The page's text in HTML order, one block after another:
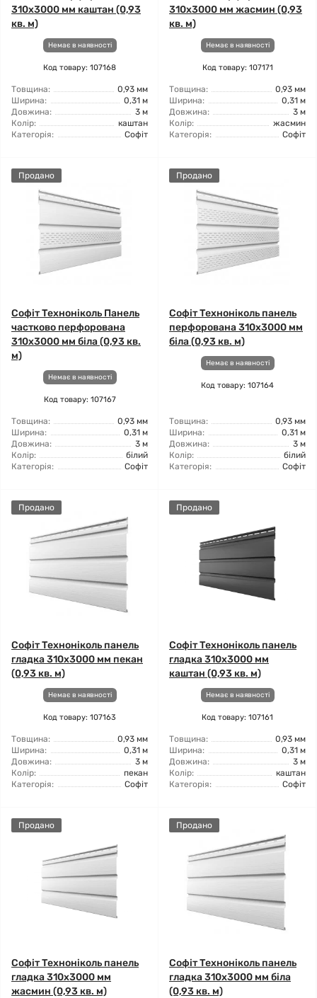
310х3000 мм каштан (0,93
кв. м)
Немає в наявності
Код товару: 107168
Товщина:
0,93 мм
Ширина:
0,31 м
Довжина:
3 м
Колір:
каштан
Категорія:
Софіт
310х3000 мм жасмин (0,93
кв. м)
Немає в наявності
Код товару: 107171
Товщина:
0,93 мм
Ширина:
0,31 м
Довжина:
3 м
Колір:
жасмин
Категорія:
Софіт
Продано
Софіт Техноніколь Панель
частково перфорована
310х3000 мм біла (0,93 кв.
м)
Немає в наявності
Код товару: 107167
Товщина:
0,93 мм
Ширина:
0,31 м
Довжина:
3 м
Колір:
білий
Категорія:
Софіт
Продано
Софіт Техноніколь панель
перфорована 310х3000 мм
біла (0,93 кв. м)
Немає в наявності
Код товару: 107164
Товщина:
0,93 мм
Ширина:
0,31 м
Довжина:
3 м
Колір:
білий
Категорія:
Софіт
Продано
Софіт Техноніколь панель
гладка 310х3000 мм пекан
(0,93 кв. м)
Немає в наявності
Код товару: 107163
Товщина:
0,93 мм
Ширина:
0,31 м
Довжина:
3 м
Колір:
пекан
Категорія:
Софіт
Продано
Софіт Техноніколь панель
гладка 310х3000 мм
каштан (0,93 кв. м)
Немає в наявності
Код товару: 107161
Товщина:
0,93 мм
Ширина:
0,31 м
Довжина:
3 м
Колір:
каштан
Категорія:
Софіт
Продано
Софіт Техноніколь панель
гладка 310х3000 мм
жасмин (0,93 кв. м)
Продано
Софіт Техноніколь панель
гладка 310х3000 мм біла
(0,93 кв. м)